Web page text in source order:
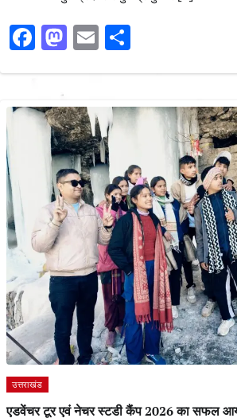
Facebook
Mastodon
Email
उत्तराखंड
एडवेंचर टूर एवं नेचर स्टडी कैंप 2026 का सफल